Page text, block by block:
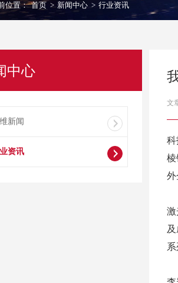
位置： 首页 > 新闻中心 > 行业资讯
文
科
棱
外
激
中心
新闻
资讯